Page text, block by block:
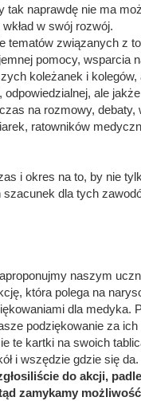
tak naprawdę nie ma
w swój rozwój.
tematów związanych z
pomocy, wsparcia
koleżanek i
ale
na rozmowy,
ratowników
i okres na to, by nie
dla tych
naszym
która polega na
dla medyka.
podziękowanie za
te kartki na swoich
i wszędzie gdzie się da.
do akcji,
zamykamy